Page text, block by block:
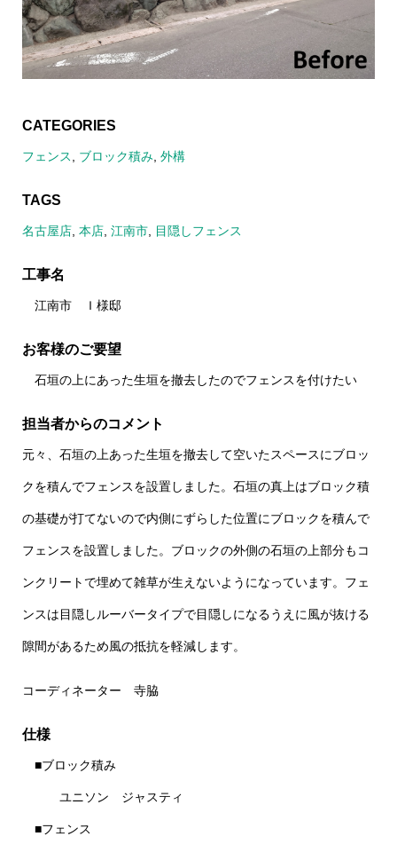
CATEGORIES
フェンス ブロック積み, 外構
TAGS
名古屋店, 本店, 江南市, 目隠しフェンス
工事名
江南市 Ｉ様邸
お客様のご要望
石垣の上にあった生垣を撤去したのでフェンスを付けたい
担当者からのコメント
元々、石垣の上あった生垣を撤去して空いたスペースにブロッ
クを積んでフェンスを設置しました。石垣の真上はブロック積
の基礎が打てないので内側にずらした位置にブロックを積んで
フェンスを設置しました。ブロックの外側の石垣の上部分もコ
ンクリートで埋めて雑草が生えないようになっています。フェ
ンスは目隠しルーバータイプで目隠しになるうえに風が抜ける
隙間があるため風の抵抗を軽減します。
コーディネーター 寺脇
仕様
■ブロック積み
ユニソン ジャスティ
■フェンス